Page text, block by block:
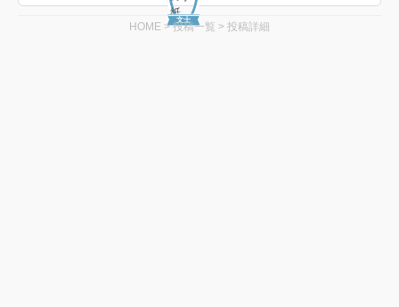
文士
HOME >投稿一覧 > 投稿詳細